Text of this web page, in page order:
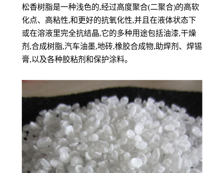
松香树脂是一种浅色的,经过高度聚合(二聚合)的高软
化点、高粘性,和更好的抗氧化性,并且在液体状态下
或在溶液里完全抗结晶,它的多种用途包括油漆,干燥
剂,合成树脂,汽车油墨,地砖,橡胶合成物,助焊剂、焊锡
膏,以及各种胶粘剂和保护涂料。